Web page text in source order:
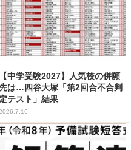
【中学受験2027】人気校の併願
は…四谷大塚「第2回合不合判
定テスト」結果